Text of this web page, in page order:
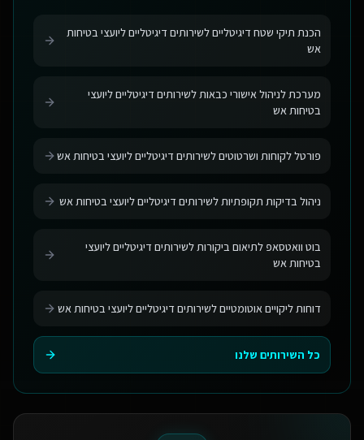
הכנת תיקי שטח דיגיטליים לשירותים דיגיטליים ליועצי בטיחות
אש
מערכת לניהול אישורי כבאות לשירותים דיגיטליים ליועצי
בטיחות אש
פורטל לקוחות ושרטוטים לשירותים דיגיטליים ליועצי בטיחות אש
ניהול בדיקות תקופתיות לשירותים דיגיטליים ליועצי בטיחות אש
בוט וואטסאפ לתיאום ביקורות לשירותים דיגיטליים ליועצי
בטיחות אש
דוחות ליקויים אוטומטיים לשירותים דיגיטליים ליועצי בטיחות אש
כל השירותים שלנו